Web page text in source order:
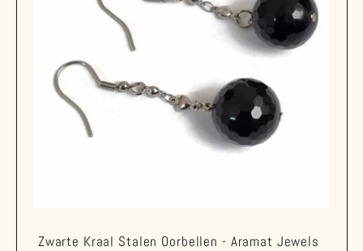
Zwarte Kraal Stalen Oorbellen - Aramat Jewels